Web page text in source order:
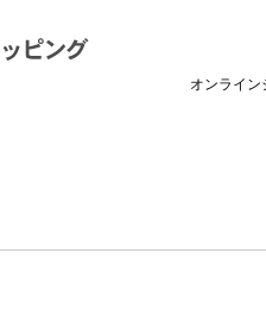
オンライ